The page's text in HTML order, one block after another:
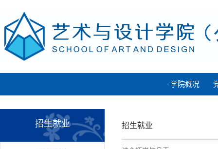
学院概况
招生就业 招生就业